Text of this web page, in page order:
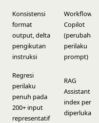
Konsistensi
format
output, delta
pengikutan
instruksi
Workflow
Copilot
(perubahan
perilaku
prompt)
Regresi
perilaku
penuh pada
200+ input
representatif
RAG
Assistant
index
diperlukan)